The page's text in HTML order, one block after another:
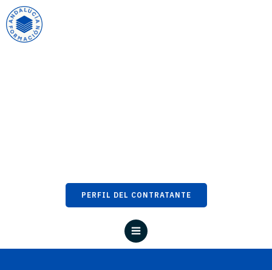
PERFIL DEL CONTRATANTE